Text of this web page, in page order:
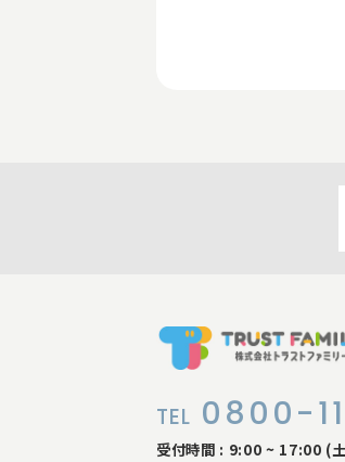
TEL 0800-
受付時間 : 9:00 ~ 17:00 (